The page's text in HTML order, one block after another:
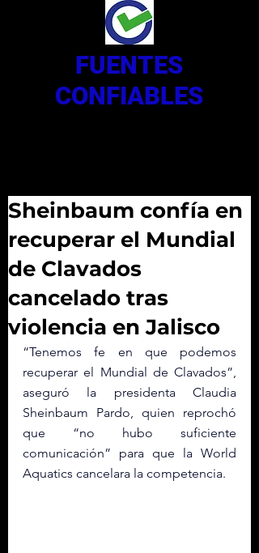
FUENTES
CONFIABLES
Sheinbaum confía en
recuperar el Mundial
de Clavados
cancelado tras
violencia en Jalisco
“Tenemos fe en que podemos
recuperar el Mundial de Clavados”,
aseguró la presidenta Claudia
Sheinbaum Pardo, quien reprochó
que “no hubo suficiente
comunicación” para que la World
Aquatics cancelara la competencia.